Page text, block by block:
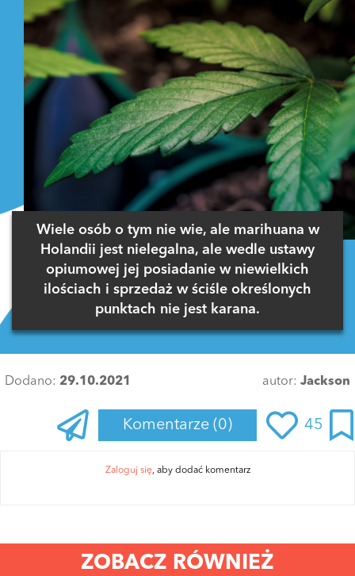
Wiele osób o tym nie wie, ale marihuana w
Holandii jest nielegalna, ale wedle ustawy
opiumowej jej posiadanie w niewielkich
ilościach i sprzedaż w ściśle określonych
punktach nie jest karana.
Dodano: 29.10.2021 autor: Jackson
Komentarze (0) 45
Zaloguj się, aby dodać komentarz
ZOBACZ RÓWNIEŻ